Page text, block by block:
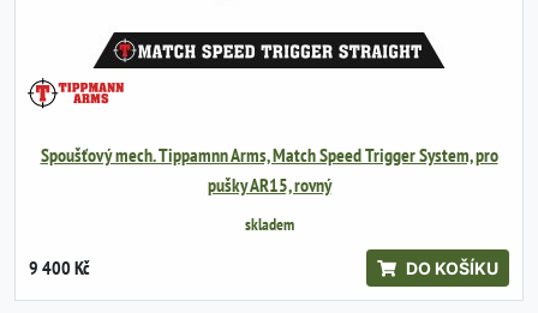
Spoušťový mech. Tippamnn Arms, Match Speed Trigger System, pro
pušky AR15, rovný
skladem
9 400 Kč DO KOŠÍKU